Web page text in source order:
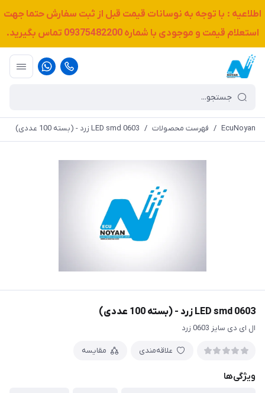
اطلاعیه : با توجه به نوسانات قیمت قبل از ثبت سفارش حتما جهت
استعلام قیمت و موجودی با شماره09375482200 تماس بگیرید.
EcuNoyan
/ فهرست محصولات / LED smd 0603 زرد - (بسته 100 عددی)
LED smd 0603 زرد - (بسته 100 عددی)
ال ای دی سایز 0603 زرد
علاقه‌مندی مقایسه
ویژگی‌ها